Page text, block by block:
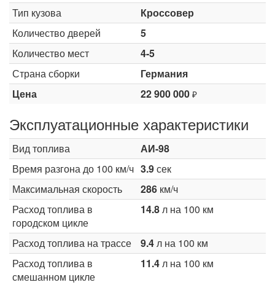
Тип кузова
Кроссовер
Количество дверей
5
Количество мест
4-5
Страна сборки
Германия
Цена
22 900 000 ₽
Эксплуатационные характеристики
Вид топлива
АИ-98
Время разгона до 100 км/ч 3.9сек
Максимальная скорость
286 км/ч
Расход топлива в
городском цикле
14.8л на 100 км
Расход топлива на трассе 9.4л на 100 км
Расход топлива в
смешанном цикле
11.4л на 100 км